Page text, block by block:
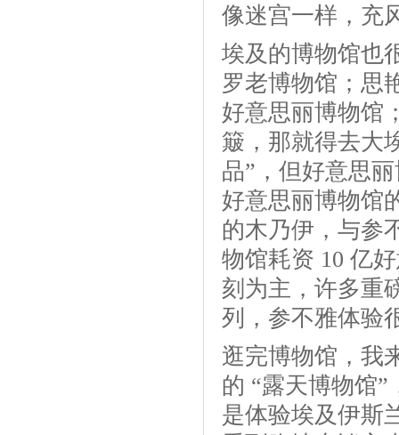
像迷宫一样，充
埃及的博物馆也
罗老博物馆；思
好意思丽博物馆
簸，那就得去大
品”，但好意思
好意思丽博物馆
的木乃伊，与参
物馆耗资 10 亿
刻为主，许多重
列，参不雅体验
逛完博物馆，我
的 “露天博物馆
是体验埃及伊斯